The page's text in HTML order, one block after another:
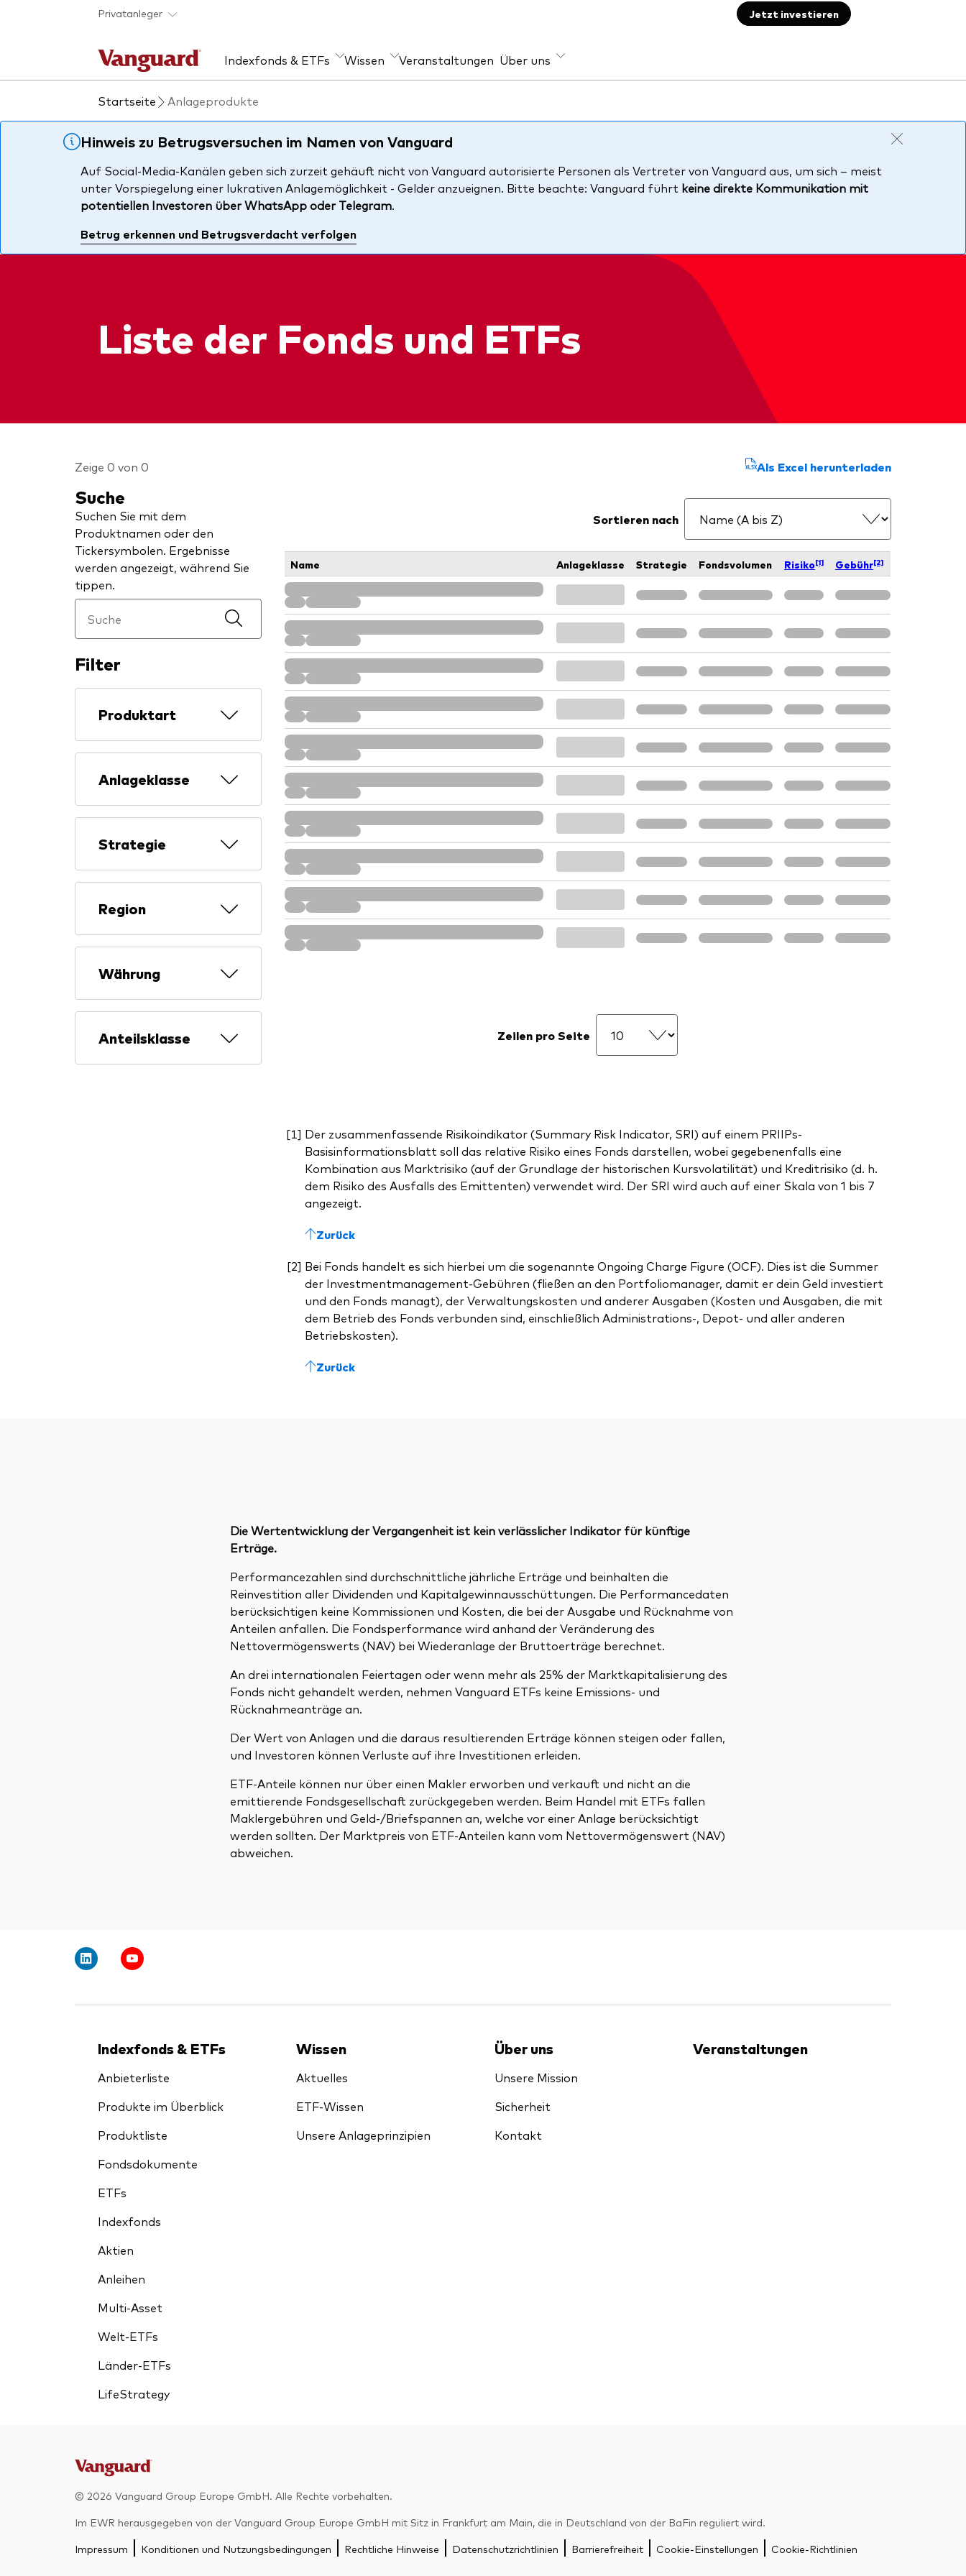
Skip to main content
Privatanleger Jetzt investieren
Indexfonds & ETFs
Produkte handeln
Anbieterliste
Produkte im Überblick
Produktliste
ETFs
Indexfonds
Aktien
Multi-Asset
Länder-ETFs
LifeStrategy
Wissen
Aktuelles
ETF-Wissen
Unsere Anlageprinzipien
Veranstaltungen Über uns
Über uns
Unsere Mission
Sicherheit
Kontakt
Startseite Anlageprodukte
Hinweis zu Betrugsversuchen im Namen von Vanguard
Auf Social-Media-Kanälen geben sich zurzeit gehäuft nicht von Vanguard autorisierte Personen als Vertreter von Vanguard aus, um sich – meist
unter Vorspiegelung einer lukrativen Anlagemöglichkeit - Gelder anzueignen. Bitte beachte: Vanguard führt keine direkte Kommunikation mit
potentiellen Investoren über WhatsApp oder Telegram.
Betrug erkennen und Betrugsverdacht verfolgen
Liste der Fonds und ETFs
Zeige 0 von 0
Suche
Suchen Sie mit dem
Produktnamen oder den
Tickersymbolen. Ergebnisse
werden angezeigt, während Sie
tippen.
Filter
Produktart
Anlageklasse
Strategie
Region
Währung
Anteilsklasse
Als Excel herunterladen
Sortieren nach
Name Anlageklasse Strategie Fondsvolumen Risiko[1] Gebühr[2]
Zeilen pro Seite
Der zusammenfassende Risikoindikator (Summary Risk Indicator, SRI) auf einem PRIIPs-
Basisinformationsblatt soll das relative Risiko eines Fonds darstellen, wobei gegebenenfalls eine
Kombination aus Marktrisiko (auf der Grundlage der historischen Kursvolatilität) und Kreditrisiko (d. h.
dem Risiko des Ausfalls des Emittenten) verwendet wird. Der SRI wird auch auf einer Skala von 1 bis 7
angezeigt.
Zurück
Bei Fonds handelt es sich hierbei um die sogenannte Ongoing Charge Figure (OCF). Dies ist die Summer
der Investmentmanagement-Gebühren (fließen an den Portfoliomanager, damit er dein Geld investiert
und den Fonds managt), der Verwaltungskosten und anderer Ausgaben (Kosten und Ausgaben, die mit
dem Betrieb des Fonds verbunden sind, einschließlich Administrations-, Depot- und aller anderen
Betriebskosten).
Zurück
Die Wertentwicklung der Vergangenheit ist kein verlässlicher Indikator für künftige
Erträge.
Performancezahlen sind durchschnittliche jährliche Erträge und beinhalten die
Reinvestition aller Dividenden und Kapitalgewinnausschüttungen. Die Performancedaten
berücksichtigen keine Kommissionen und Kosten, die bei der Ausgabe und Rücknahme von
Anteilen anfallen. Die Fondsperformance wird anhand der Veränderung des
Nettovermögenswerts (NAV) bei Wiederanlage der Bruttoerträge berechnet.
An drei internationalen Feiertagen oder wenn mehr als 25% der Marktkapitalisierung des
Fonds nicht gehandelt werden, nehmen Vanguard ETFs keine Emissions- und
Rücknahmeanträge an.
Der Wert von Anlagen und die daraus resultierenden Erträge können steigen oder fallen,
und Investoren können Verluste auf ihre Investitionen erleiden.
ETF-Anteile können nur über einen Makler erworben und verkauft und nicht an die
emittierende Fondsgesellschaft zurückgegeben werden. Beim Handel mit ETFs fallen
Maklergebühren und Geld-/Briefspannen an, welche vor einer Anlage berücksichtigt
werden sollten. Der Marktpreis von ETF-Anteilen kann vom Nettovermögenswert (NAV)
abweichen.
Indexfonds & ETFs
Anbieterliste
Produkte im Überblick
Produktliste
Fondsdokumente
ETFs
Indexfonds
Aktien
Anleihen
Multi-Asset
Welt-ETFs
Länder-ETFs
LifeStrategy
Wissen
Aktuelles
ETF-Wissen
Unsere Anlageprinzipien
Über uns
Unsere Mission
Sicherheit
Kontakt
Veranstaltungen
© 2026 Vanguard Group Europe GmbH. Alle Rechte vorbehalten.
Im EWR herausgegeben von der Vanguard Group Europe GmbH mit Sitz in Frankfurt am Main, die in Deutschland von der BaFin reguliert wird.
Impressum Konditionen und Nutzungsbedingungen Rechtliche Hinweise Datenschutzrichtlinien Barrierefreiheit Cookie-Einstellungen Cookie-Richtlinien